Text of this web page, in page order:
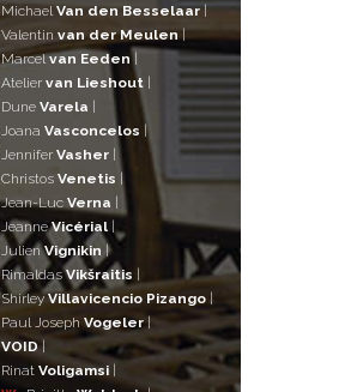
Michael Van den Besselaar|
Valentin van der Meulen|
Marcelvan Eeden|
Atelier van Lieshout |
Dune Varela |
Joana Vasconcelos |
Jennifer Vasher |
Christos Venetis |
Jean-Luc Verna |
JeanneVicérial |
JulienVignikin |
RimaldasVikšraitis |
ShirleyVillavicencio Pizango |
Paul Joseph Vogeler |
VOID|
Rinat Voligamsi |